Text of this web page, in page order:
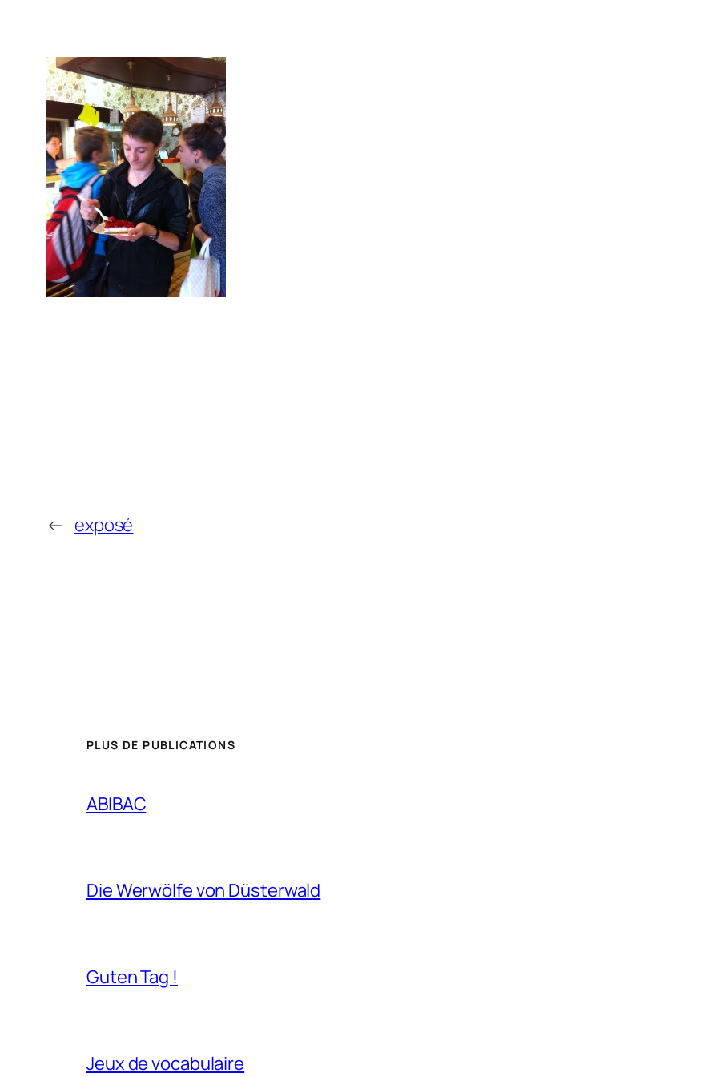
← exposé
PLUS DE PUBLICATIONS
ABIBAC
Die Werwölfe von Düsterwald
Guten Tag !
Jeux de vocabulaire